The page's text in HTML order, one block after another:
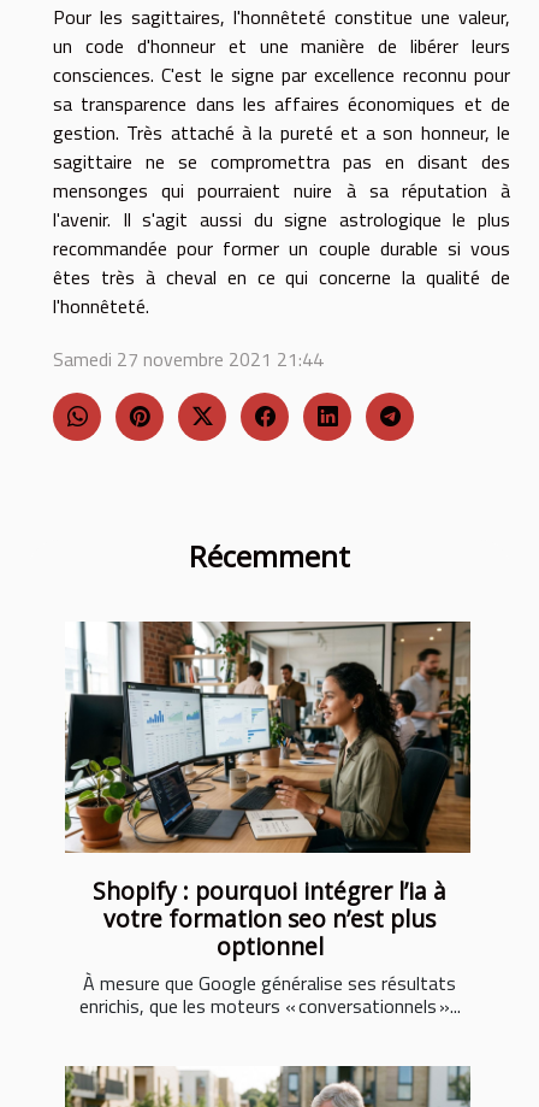
Récemment
Shopify : pourquoi intégrer l’ia à
votre formation seo n’est plus
optionnel
À mesure que Google généralise ses résultats
enrichis, que les moteurs « conversationnels »...
Pour les sagittaires, l'honnêteté constitue une valeur,
un code d'honneur et une manière de libérer leurs
consciences. C'est le signe par excellence reconnu pour
sa transparence dans les affaires économiques et de
gestion. Très attaché à la pureté et a son honneur, le
sagittaire ne se compromettra pas en disant des
mensonges qui pourraient nuire à sa réputation à
l'avenir. Il s'agit aussi du signe astrologique le plus
recommandée pour former un couple durable si vous
êtes très à cheval en ce qui concerne la qualité de
l'honnêteté.
Samedi 27 novembre 2021 21:44